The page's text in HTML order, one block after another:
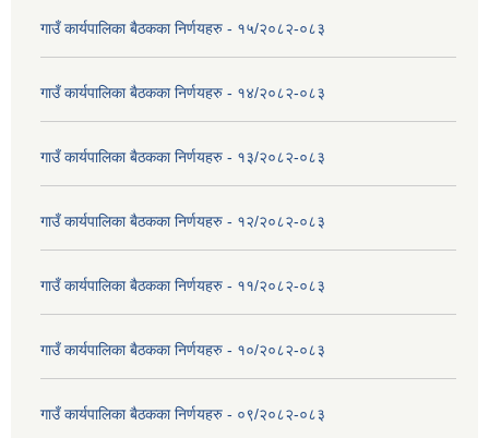
गाउँ कार्यपालिका बैठकका निर्णयहरु - १५/२०८२-०८३
गाउँ कार्यपालिका बैठकका निर्णयहरु - १४/२०८२-०८३
गाउँ कार्यपालिका बैठकका निर्णयहरु - १३/२०८२-०८३
गाउँ कार्यपालिका बैठकका निर्णयहरु - १२/२०८२-०८३
गाउँ कार्यपालिका बैठकका निर्णयहरु - ११/२०८२-०८३
गाउँ कार्यपालिका बैठकका निर्णयहरु - १०/२०८२-०८३
गाउँ कार्यपालिका बैठकका निर्णयहरु - ०९/२०८२-०८३